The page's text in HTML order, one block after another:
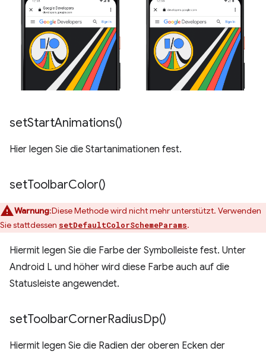
setStartAnimations()
Hier legen Sie die Startanimationen fest.
setToolbarColor()
Warnung:Diese Methode wird nicht mehr unterstützt. Verwenden
Sie stattdessen setDefaultColorSchemeParams.
Hiermit legen Sie die Farbe der Symbolleiste fest. Unter
Android L und höher wird diese Farbe auch auf die
Statusleiste angewendet.
setToolbarCornerRadiusDp()
Hiermit legen Sie die Radien der oberen Ecken der